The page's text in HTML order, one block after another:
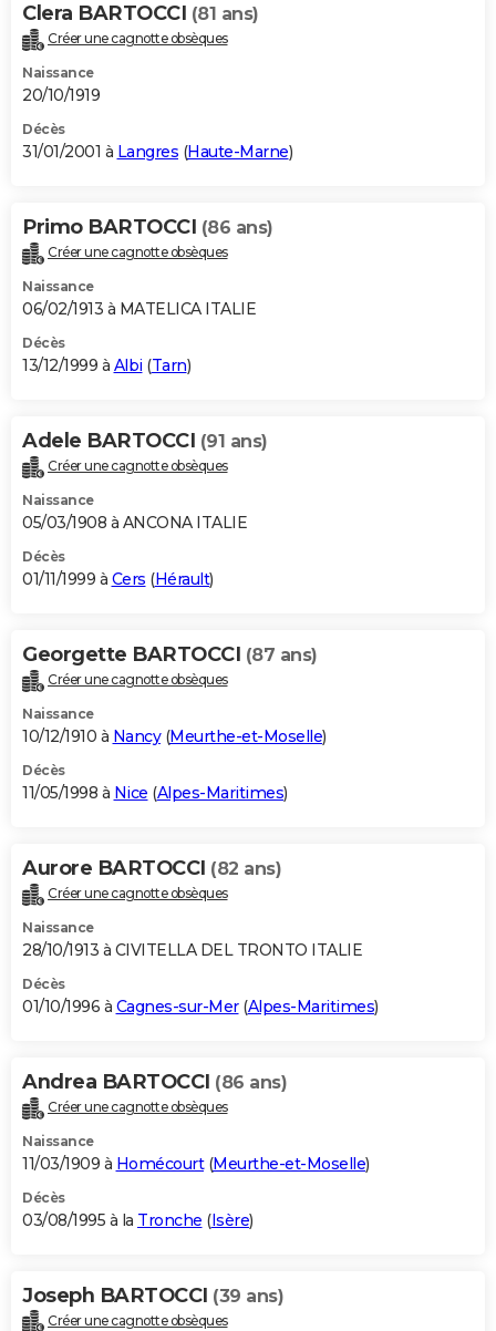
Clera BARTOCCI (81 ans)
Créer une cagnotte obsèques
Naissance
20/10/1919
Décès
31/01/2001 à Langres (Haute-Marne)
Primo BARTOCCI (86 ans)
Créer une cagnotte obsèques
Naissance
06/02/1913 à MATELICA ITALIE
Décès
13/12/1999 à Albi (Tarn)
Adele BARTOCCI (91 ans)
Créer une cagnotte obsèques
Naissance
05/03/1908 à ANCONA ITALIE
Décès
01/11/1999 à Cers (Hérault)
Georgette BARTOCCI (87 ans)
Créer une cagnotte obsèques
Naissance
10/12/1910 à Nancy(Meurthe-et-Moselle)
Décès
11/05/1998 à Nice (Alpes-Maritimes)
Aurore BARTOCCI (82 ans)
Créer une cagnotte obsèques
Naissance
28/10/1913 à CIVITELLA DEL TRONTO ITALIE
Décès
01/10/1996 à Cagnes-sur-Mer(Alpes-Maritimes)
Andrea BARTOCCI (86 ans)
Créer une cagnotte obsèques
Naissance
11/03/1909 à Homécourt(Meurthe-et-Moselle)
Décès
03/08/1995 à la Tronche (Isère)
Joseph BARTOCCI (39 ans)
Créer une cagnotte obsèques